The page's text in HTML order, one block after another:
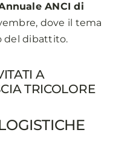
ANCIdi
, dove il tema
del dibattito.
A
TRICOLORE